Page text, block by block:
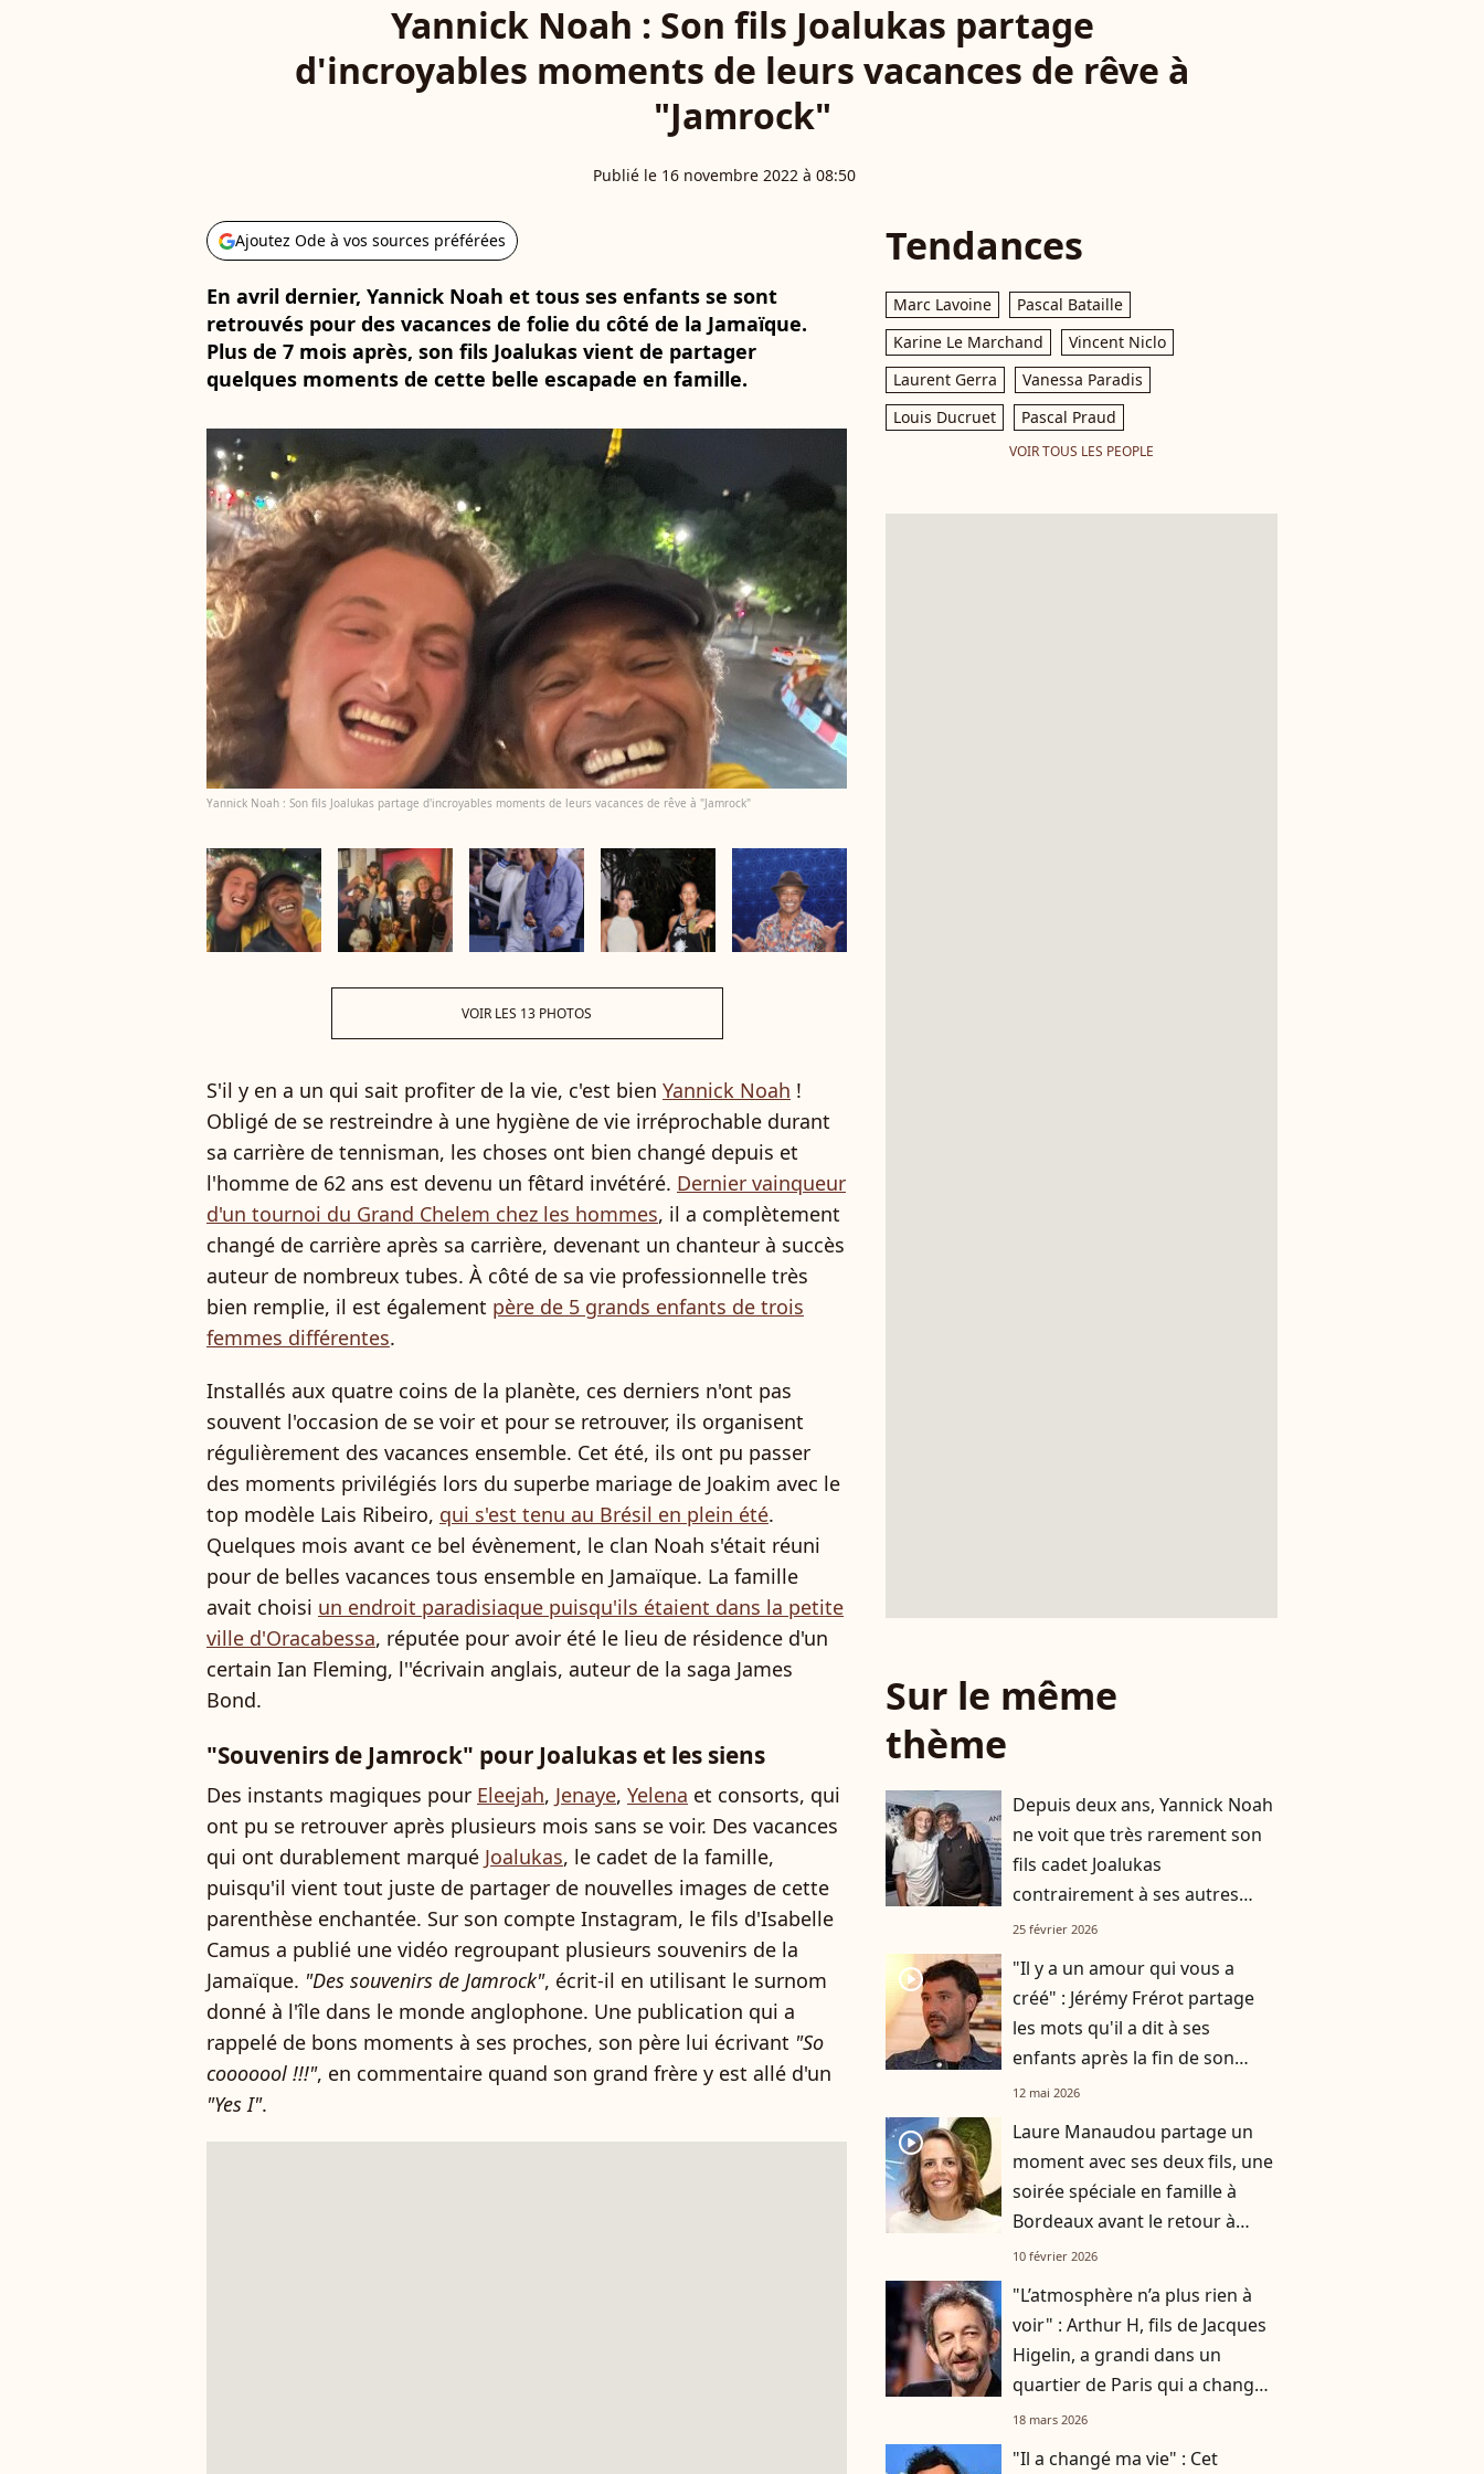
Yannick Noah : Son fils Joalukas partage
d'incroyables moments de leurs vacances de rêve à
"Jamrock"
Publié le 16 novembre 2022 à 08:50
Ajoutez Ode à vos sources préférées
En avril dernier, Yannick Noah et tous ses enfants se sont
retrouvés pour des vacances de folie du côté de la Jamaïque.
Plus de 7 mois après, son fils Joalukas vient de partager
quelques moments de cette belle escapade en famille.
Yannick Noah : Son fils Joalukas partage d'incroyables moments de leurs vacances de rêve à "Jamrock"
VOIR LES 13 PHOTOS
S'il y en a un qui sait profiter de la vie, c'est bien Yannick Noah !
Obligé de se restreindre à une hygiène de vie irréprochable durant
sa carrière de tennisman, les choses ont bien changé depuis et
l'homme de 62 ans est devenu un fêtard invétéré. Dernier vainqueur
d'un tournoi du Grand Chelem chez les hommes, il a complètement
changé de carrière après sa carrière, devenant un chanteur à succès
auteur de nombreux tubes. À côté de sa vie professionnelle très
bien remplie, il est également père de 5 grands enfants de trois
femmes différentes.
Installés aux quatre coins de la planète, ces derniers n'ont pas
souvent l'occasion de se voir et pour se retrouver, ils organisent
régulièrement des vacances ensemble. Cet été, ils ont pu passer
des moments privilégiés lors du superbe mariage de Joakim avec le
top modèle Lais Ribeiro, qui s'est tenu au Brésil en plein été.
Quelques mois avant ce bel évènement, le clan Noah s'était réuni
pour de belles vacances tous ensemble en Jamaïque. La famille
avait choisi un endroit paradisiaque puisqu'ils étaient dans la petite
ville d'Oracabessa, réputée pour avoir été le lieu de résidence d'un
certain Ian Fleming, l''écrivain anglais, auteur de la saga James
Bond.
"Souvenirs de Jamrock" pour Joalukas et les siens
Des instants magiques pour Eleejah, Jenaye, Yelena et consorts, qui
ont pu se retrouver après plusieurs mois sans se voir. Des vacances
qui ont durablement marqué Joalukas, le cadet de la famille,
puisqu'il vient tout juste de partager de nouvelles images de cette
parenthèse enchantée. Sur son compte Instagram, le fils d'Isabelle
Camus a publié une vidéo regroupant plusieurs souvenirs de la
Jamaïque. "Des souvenirs de Jamrock", écrit-il en utilisant le surnom
donné à l'île dans le monde anglophone. Une publication qui a
rappelé de bons moments à ses proches, son père lui écrivant "So
cooooool !!!", en commentaire quand son grand frère y est allé d'un
"Yes I".
Tendances
Marc Lavoine
Pascal Bataille
Karine Le Marchand
Vincent Niclo
Laurent Gerra
Vanessa Paradis
Louis Ducruet
Pascal Praud
VOIR TOUS LES PEOPLE
Sur le même
thème
Depuis deux ans, Yannick Noah
ne voit que très rarement son
fils cadet Joalukas
contrairement à ses autres
enfants, voici pourquoi
25 février 2026
player2
"Il y a un amour qui vous a
créé" : Jérémy Frérot partage
les mots qu'il a dit à ses
enfants après la fin de son
histoire avec leur mère Laure
12 mai 2026
player2
Laure Manaudou partage un
moment avec ses deux fils, une
soirée spéciale en famille à
Bordeaux avant le retour à
Paris
10 février 2026
"L’atmosphère n’a plus rien à
voir" : Arthur H, fils de Jacques
Higelin, a grandi dans un
quartier de Paris qui a changé
du tout au tout
18 mars 2026
"Il a changé ma vie" : Cet